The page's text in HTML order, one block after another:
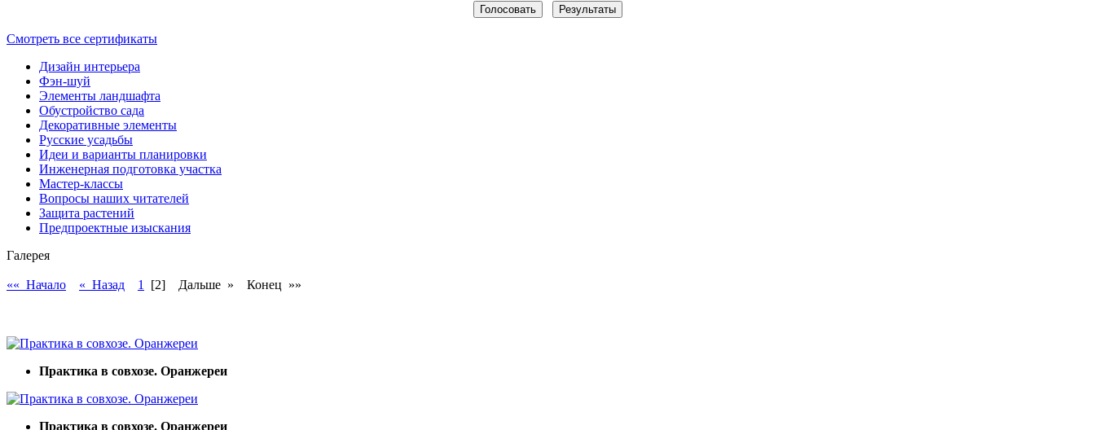
Смотреть все сертификаты
Дизайн интерьера
Фэн-шуй
Элементы ландшафта
Обустройство сада
Декоративные элементы
Русские усадьбы
Идеи и варианты планировки
Инженерная подготовка участка
Мастер-классы
Вопросы наших читателей
Защита растений
Предпроектные изыскания
Галерея
«« Начало « Назад 1 [2] Дальше » Конец »»
Практика в совхозе. Оранжереи
Практика в совхозе. Оранжереи